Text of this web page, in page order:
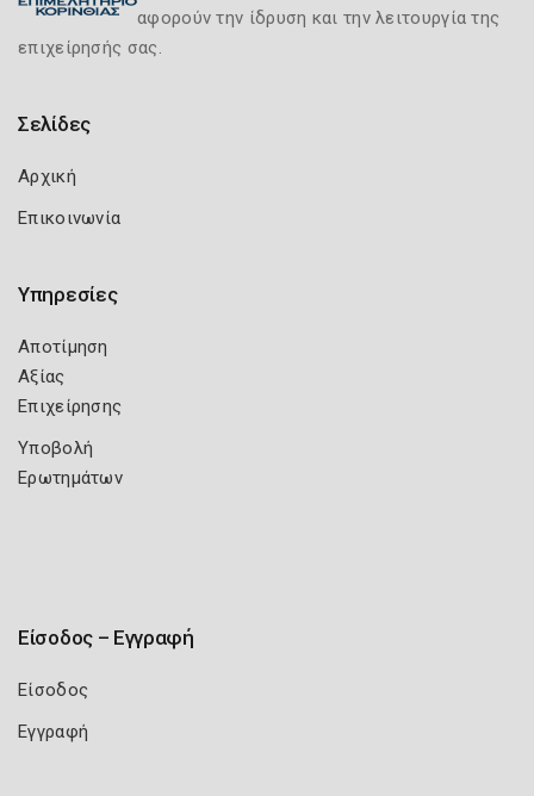
αφορούν την ίδρυση και την λειτουργία της
επιχείρησής σας.
Σελίδες
Αρχική
Επικοινωνία
Υπηρεσίες
Αποτίμηση
Αξίας
Επιχείρησης
Υποβολή
Ερωτημάτων
Είσοδος – Εγγραφή
Είσοδος
Εγγραφή